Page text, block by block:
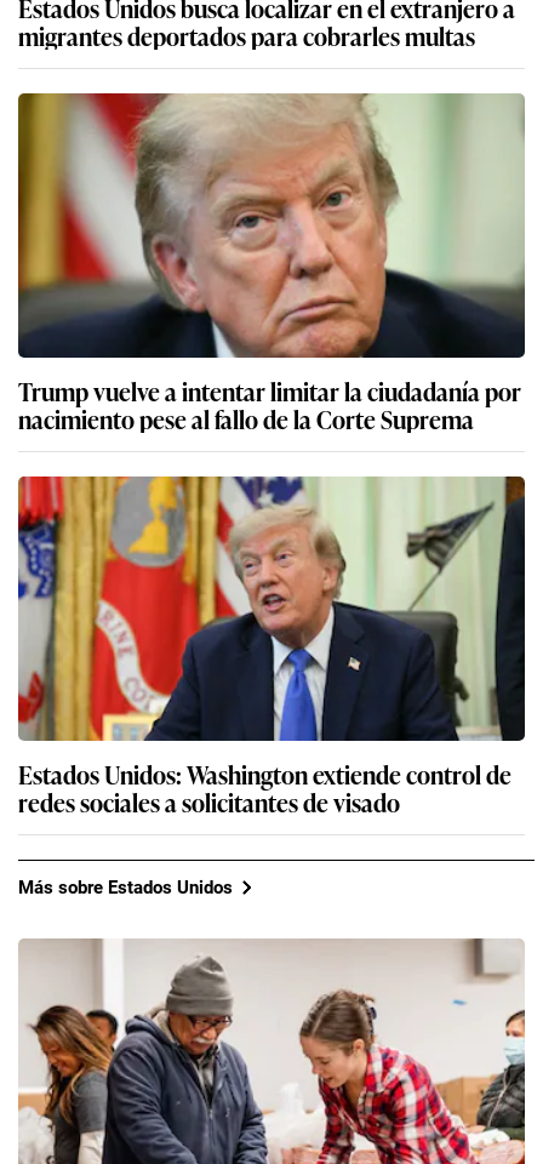
Estados Unidos busca localizar en el extranjero a
migrantes deportados para cobrarles multas
Trump vuelve a intentar limitar la ciudadanía por
nacimiento pese al fallo de la Corte Suprema
Estados Unidos: Washington extiende control de
redes sociales a solicitantes de visado
Más sobre Estados Unidos